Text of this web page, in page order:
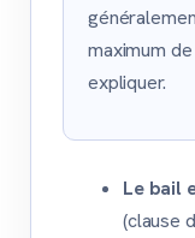
maximum
expliquer.
Le bail
(clause